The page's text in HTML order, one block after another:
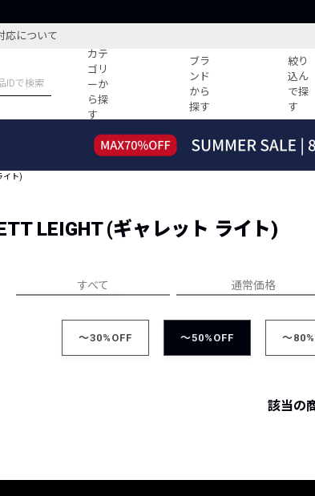
応について
カテ
ゴリ
ーか
ら探
す
ブラ
ンド
から
探す
絞り
込ん
で探
す
ィネート
すべての記事
ーデ紹介
HOTなコーデ TOP20
人気記事ランキング
ウィークリーコーデ
イト)
LEIGHT (ギャレット ライト)
すべて 通常価格
～30%OFF ～50%OFF ～
該当の